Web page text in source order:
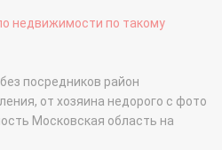
недвижимости по такому
посредников район
от хозяина недорого с фото
Московская область на